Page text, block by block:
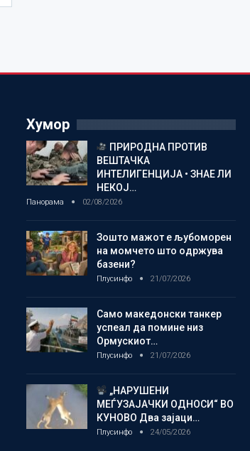
Хумор
ПРИРОДНА ПРОТИВ
ВЕШТАЧКА
ИНТЕЛИГЕНЦИЈА • ЗНАЕ ЛИ
НЕКОЈ…
Панорама 02/08/2026
Зошто мажот е љубоморен
на момчето што одржува
базени?
Плусинфо 21/07/2026
Само македонски танкер
успеал да помине низ
Ормускиот…
Плусинфо 21/07/2026
„НАРУШЕНИ
МЕЃУЗАЈАЧКИ ОДНОСИ“ ВО
КУНОВО Два зајаци…
Плусинфо 24/05/2026